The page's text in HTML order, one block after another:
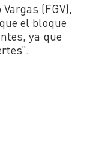
(FGV),
el bloque
ya que